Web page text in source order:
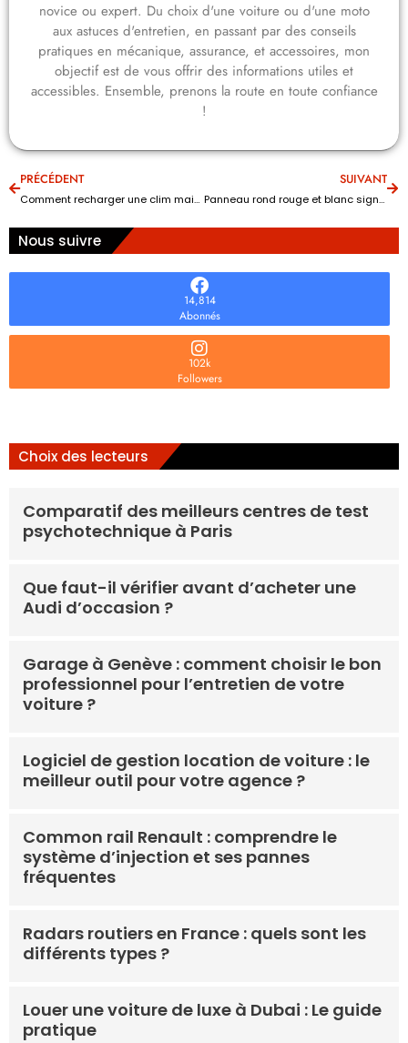
novice ou expert. Du choix d'une voiture ou d'une moto
aux astuces d'entretien, en passant par des conseils
pratiques en mécanique, assurance, et accessoires, mon
objectif est de vous offrir des informations utiles et
accessibles. Ensemble, prenons la route en toute confiance
!
PRÉCÉDENT
Comment recharger une clim maison : la loi autorise-t-elle cette opération ?
SUIVANT
Panneau rond rouge et blanc signification : la règle est-elle éliminatoire ?
Nous suivre
14,814
Abonnés
102k
Followers
Choix des lecteurs
Comparatif des meilleurs centres de test
psychotechnique à Paris
Que faut-il vérifier avant d’acheter une
Audi d’occasion ?
Garage à Genève : comment choisir le bon
professionnel pour l’entretien de votre
voiture ?
Logiciel de gestion location de voiture : le
meilleur outil pour votre agence ?
Common rail Renault : comprendre le
système d’injection et ses pannes
fréquentes
Radars routiers en France : quels sont les
différents types ?
Louer une voiture de luxe à Dubai : Le guide
pratique